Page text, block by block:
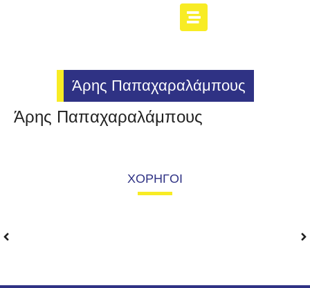
Άρης Παπαχαραλάμπους
Άρης Παπαχαραλάμπους
ΧΟΡΗΓΟΙ